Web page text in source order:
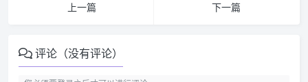
上一篇
下一篇
评论（没有评论）